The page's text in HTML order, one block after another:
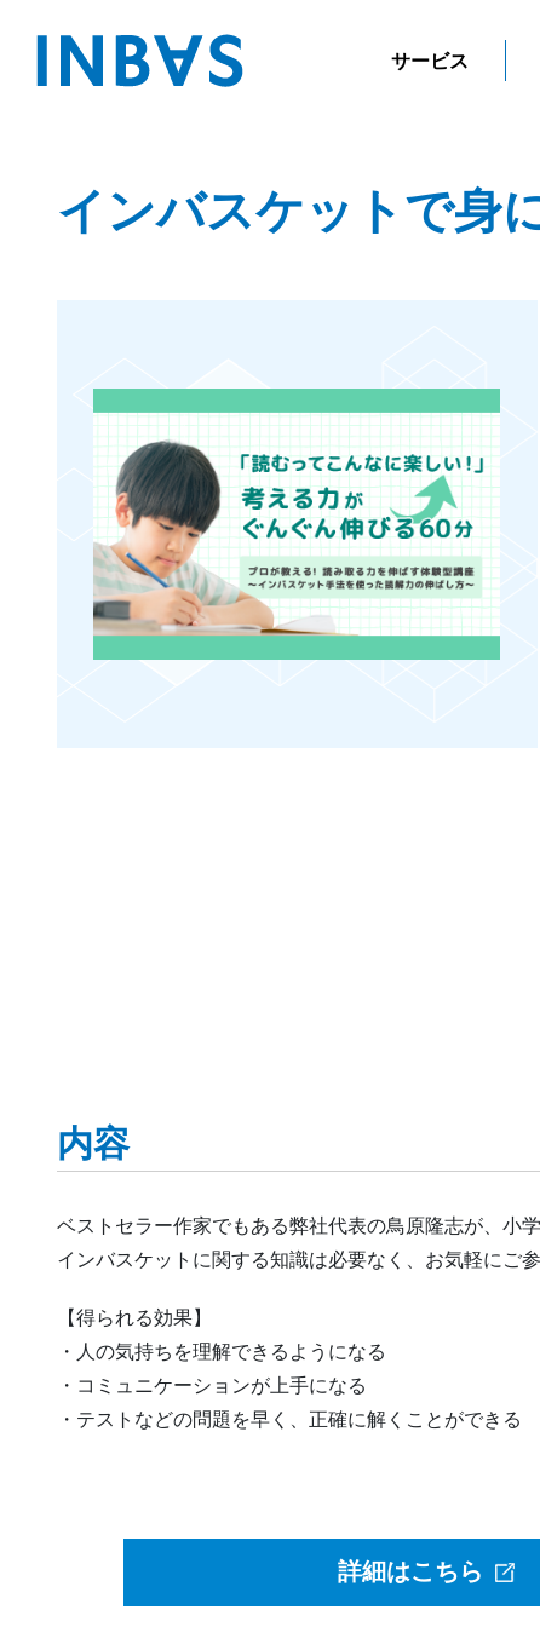
サービス
インバスケットで身
内容
ベストセラー作家でもある弊社代表の鳥原隆志が、小
インバスケットに関する知識は必要なく、お気軽にご参
【得られる効果】
・人の気持ちを理解できるようになる
・コミュニケーションが上手になる
・テストなどの問題を早く、正確に解くことができる
詳細はこちら